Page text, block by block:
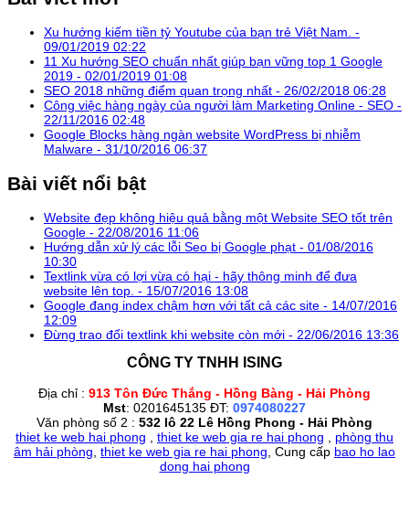
Xu hướng kiếm tiền tỷ Youtube của bạn trẻ Việt Nam. -
09/01/2019 02:22
11 Xu hướng SEO chuẩn nhất giúp bạn vững top 1 Google
2019 - 02/01/2019 01:08
SEO 2018 những điểm quan trọng nhất - 26/02/2018 06:28
Công việc hàng ngày của người làm Marketing Online - SEO -
22/11/2016 02:48
Google Blocks hàng ngàn website WordPress bị nhiễm
Malware - 31/10/2016 06:37
Bài viết nổi bật
Website đẹp không hiệu quả bằng một Website SEO tốt trên
Google - 22/08/2016 11:06
Hướng dẫn xử lý các lỗi Seo bị Google phạt - 01/08/2016
10:30
Textlink vừa có lợi vừa có hại - hãy thông minh để đưa
website lên top. - 15/07/2016 13:08
Google đang index chậm hơn với tất cả các site - 14/07/2016
12:09
Đừng trao đổi textlink khi website còn mới - 22/06/2016 13:36
CÔNG TY TNHH ISING
Địa chỉ : 913 Tôn Đức Thắng - Hồng Bàng - Hải Phòng
Mst: 0201645135 ĐT: 0974080227
Văn phòng số 2 : 532 lô 22 Lê Hồng Phong - Hải Phòng
thiet ke web hai phong , thiet ke web gia re hai phong , phòng thu
âm hải phòng, thiet ke web gia re hai phong, Cung cấp bao ho lao
dong hai phong